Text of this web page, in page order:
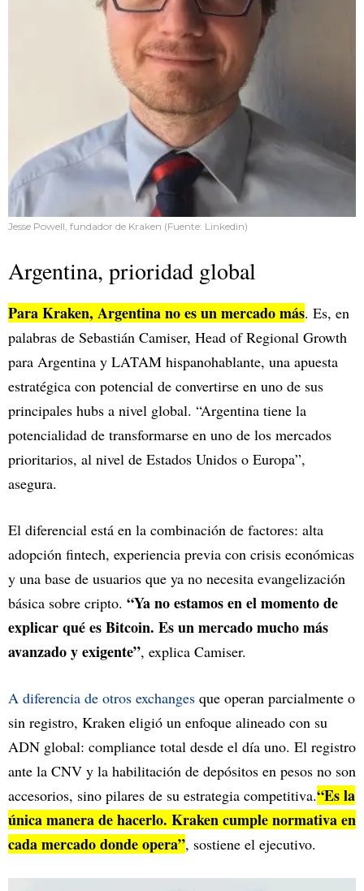
Jesse Powell, fundador de Kraken (Fuente: Linkedin)
Argentina, prioridad global
Para Kraken, Argentina no es un mercado más. Es, en
palabras de Sebastián Camiser, Head of Regional Growth
para Argentina y LATAM hispanohablante, una apuesta
estratégica con potencial de convertirse en uno de sus
principales hubs a nivel global. “Argentina tiene la
potencialidad de transformarse en uno de los mercados
prioritarios, al nivel de Estados Unidos o Europa”,
asegura.
El diferencial está en la combinación de factores: alta
adopción fintech, experiencia previa con crisis económicas
y una base de usuarios que ya no necesita evangelización
básica sobre cripto. “Ya no estamos en el momento de
explicar qué es Bitcoin. Es un mercado mucho más
avanzado y exigente”, explica Camiser.
A diferencia de otros exchanges que operan parcialmente o
sin registro, Kraken eligió un enfoque alineado con su
ADN global: compliance total desde el día uno. El registro
ante la CNV y la habilitación de depósitos en pesos no son
accesorios, sino pilares de su estrategia competitiva.“Es la
única manera de hacerlo. Kraken cumple normativa en
cada mercado donde opera”, sostiene el ejecutivo.